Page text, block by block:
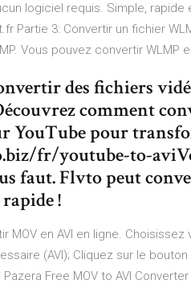
logiciel requis. Simple, rapide
Partie 3: Convertir un fichier
Vous pouvez convertir WLMP
des fichiers
comment
YouTube pour
fr/youtube-to-
faut. Flvto peut
!
MOV en AVI en ligne.
(AVI); Cliquez sur le
Pazera Free MOV to AVI